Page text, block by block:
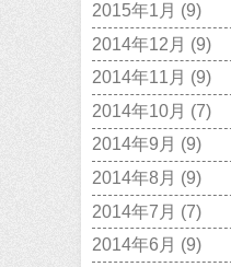
2015年1月 (9)
2014年12月 (9)
2014年11月 (9)
2014年10月 (7)
2014年9月 (9)
2014年8月 (9)
2014年7月 (7)
2014年6月 (9)